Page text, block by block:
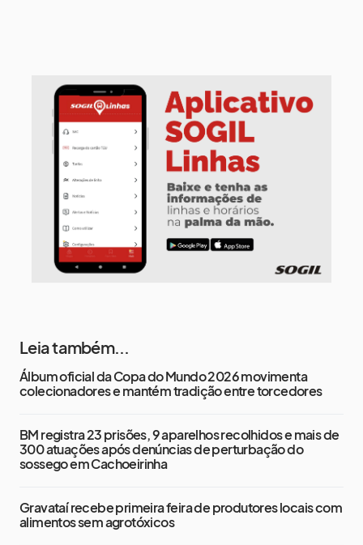
12 de agosto
Quarta-Feira 13° 12°
13 de agosto
Quinta-Feira 15° 13°
Leia também...
Álbum oficial da Copa do Mundo 2026 movimenta
colecionadores e mantém tradição entre torcedores
BM registra 23 prisões, 9 aparelhos recolhidos e mais de
300 atuações após denúncias de perturbação do
sossego em Cachoeirinha
Gravataí recebe primeira feira de produtores locais com
alimentos sem agrotóxicos